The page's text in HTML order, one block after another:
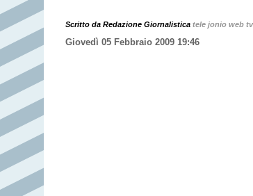
Scritto da Redazione Giornalistica tele jonio web tv
Giovedì 05 Febbraio 2009 19:46